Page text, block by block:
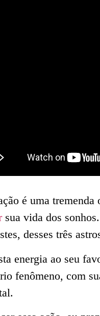
é uma
sua vida dos
desses três
energia ao seu
fenômeno, com